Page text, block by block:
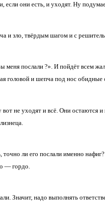
они есть, и уходят. Ну
и зло, твёрдым шагом и с
меня послали ?». И пойдёт всем
головой и шепча под нос обидные
не уходят и всё. Они остаются
точно ли его послали именно
— гордо.
Значит, надо выполнять